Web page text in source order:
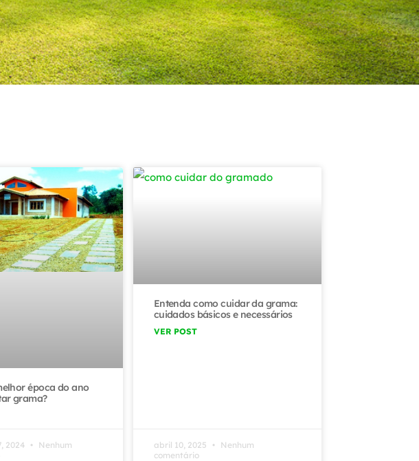
época do ano
grama?
2024
Nenhum
Entenda como cuidar da grama:
cuidados básicos e necessários
VER POST
abril 10, 2025
Nenhum
comentário